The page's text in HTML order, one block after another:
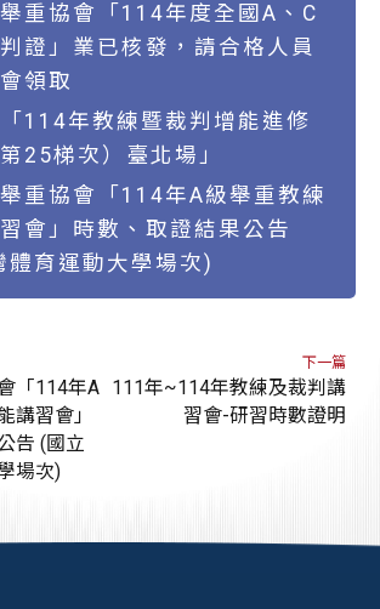
重協會「114年度全國A、C
證」業已核發，請合格人員
領取
114年教練暨裁判增能進修
25梯次）臺北場」
重協會「114年A級舉重教練
會」時數、取證結果公告
體育運動大學場次)
「114年A
講習會」
告 (國立
場次)
下一篇
111年~114年教練及裁判講
習會-研習時數證明